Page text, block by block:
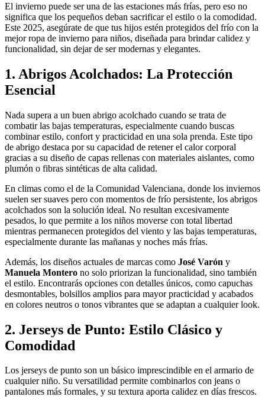
El invierno puede ser una de las estaciones más frías, pero eso no
significa que los pequeños deban sacrificar el estilo o la comodidad.
Este 2025, asegúrate de que tus hijos estén protegidos del frío con la
mejor ropa de invierno para niños, diseñada para brindar calidez y
funcionalidad, sin dejar de ser modernas y elegantes.
1. Abrigos Acolchados: La Protección
Esencial
Nada supera a un buen abrigo acolchado cuando se trata de
combatir las bajas temperaturas, especialmente cuando buscas
combinar estilo, confort y practicidad en una sola prenda. Este tipo
de abrigo destaca por su capacidad de retener el calor corporal
gracias a su diseño de capas rellenas con materiales aislantes, como
plumón o fibras sintéticas de alta calidad.
En climas como el de la Comunidad Valenciana, donde los inviernos
suelen ser suaves pero con momentos de frío persistente, los abrigos
acolchados son la solución ideal. No resultan excesivamente
pesados, lo que permite a los niños moverse con total libertad
mientras permanecen protegidos del viento y las bajas temperaturas,
especialmente durante las mañanas y noches más frías.
Además, los diseños actuales de marcas como José Varón y
Manuela Montero no solo priorizan la funcionalidad, sino también
el estilo. Encontrarás opciones con detalles únicos, como capuchas
desmontables, bolsillos amplios para mayor practicidad y acabados
en colores neutros o tonos vibrantes que se adaptan a cualquier look.
2. Jerseys de Punto: Estilo Clásico y
Comodidad
Los jerseys de punto son un básico imprescindible en el armario de
cualquier niño. Su versatilidad permite combinarlos con jeans o
pantalones más formales, y su textura aporta calidez en días frescos.